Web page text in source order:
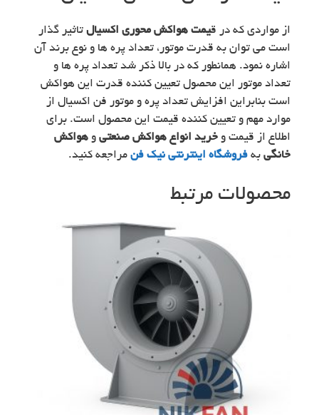
از مواردی که در قیمت هواکش محوری اکسیال تاثیر گذار
است می توان به قدرت موتور، تعداد پره ها و نوع برند آن
اشاره نمود. همانطور که در بالا ذکر شد تعداد پره ها و
تعداد موتور این محصول تعیین کننده قدرت این هواکش
است بنابراین افزایش تعداد پره و موتور فن اکسیال از
موارد مهم و تعیین کننده قیمت این محصول است. برای
اطلاع از قیمت و خرید انواع هواکش صنعتی و هواکش
خانگی به فروشگاه اینترنتی نیک فن مراجعه کنید.
محصولات مرتبط